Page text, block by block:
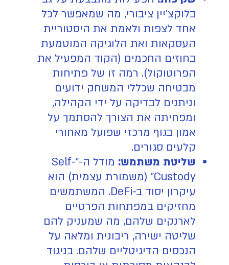
בלוקצ'יין ציבורי, מה שמאפשר לכל
אחד לצפות ולאמת את היסטוריית
העסקאות ואת הלוגיקה המוטמעת
בחוזים החכמים (הקוד המפעיל את
הפרוטוקול). רמה זו של פתיחות
מבטיחה שכללי המשחק ידועים
וניתנים לבדיקה על ידי הקהילה,
ומפחיתה את הצורך להסתמך על
אמון בגוף מרכזי שפועל מאחורי
קלעים סגורים.
שליטת משתמש:
מודל ה-"Self-
Custody" (משמורת עצמית) הוא
עיקרון יסוד ב-DeFi. המשתמשים
מחזיקים במפתחות הפרטיים
לארנקים שלהם, מה שמעניק להם
שליטה ישירה, ריבונית ומלאה על
הנכסים הדיגיטליים שלהם. בניגוד